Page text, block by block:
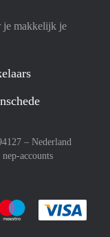
je makkelijk je
– Nederland
accounts
af met Paypal
rekent gemakkelijk af met
Je rekent